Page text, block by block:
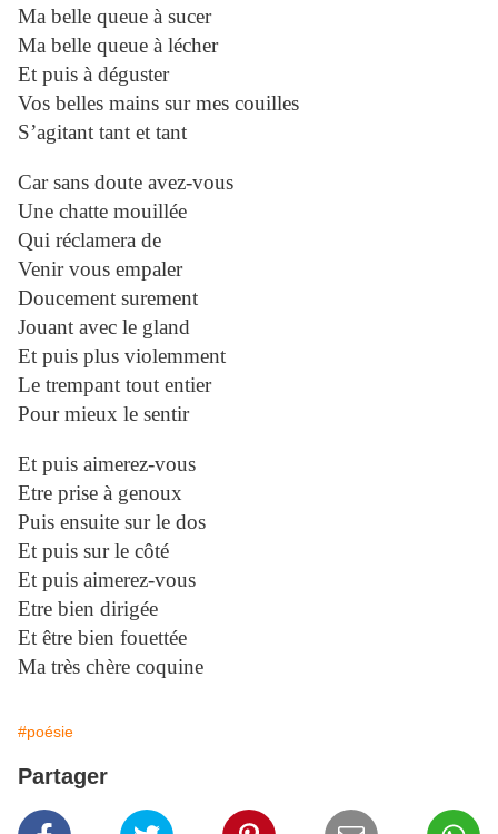
Ma belle queue à sucer
Ma belle queue à lécher
Et puis à déguster
Vos belles mains sur mes couilles
S’agitant tant et tant
Car sans doute avez-vous
Une chatte mouillée
Qui réclamera de
Venir vous empaler
Doucement surement
Jouant avec le gland
Et puis plus violemment
Le trempant tout entier
Pour mieux le sentir
Et puis aimerez-vous
Etre prise à genoux
Puis ensuite sur le dos
Et puis sur le côté
Et puis aimerez-vous
Etre bien dirigée
Et être bien fouettée
Ma très chère coquine
#poésie
Partager